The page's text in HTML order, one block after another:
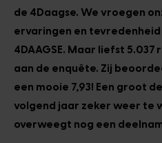
de 4Daagse. We vroegen
ervaringen en tevredenheid
4DAAGSE. Maar liefst
aan de enquête. Zij
een mooie 7,93! Een groot
volgend jaar zeker weer te
overweegt nog een